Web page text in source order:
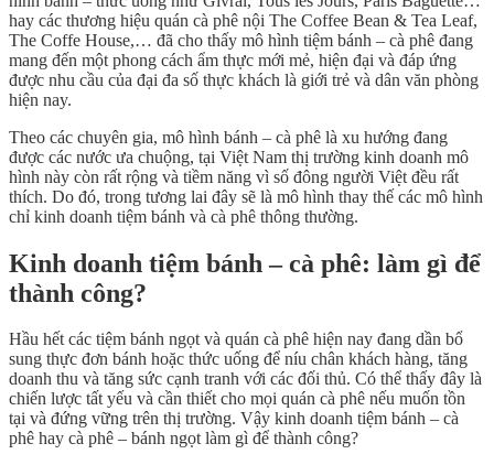
hay các thương hiệu quán cà phê nội The Coffee Bean & Tea Leaf,
The Coffe House,… đã cho thấy mô hình tiệm bánh – cà phê đang
mang đến một phong cách ẩm thực mới mẻ, hiện đại và đáp ứng
được nhu cầu của đại đa số thực khách là giới trẻ và dân văn phòng
hiện nay.
Theo các chuyên gia, mô hình bánh – cà phê là xu hướng đang
được các nước ưa chuộng, tại Việt Nam thị trường kinh doanh mô
hình này còn rất rộng và tiềm năng vì số đông người Việt đều rất
thích. Do đó, trong tương lai đây sẽ là mô hình thay thế các mô hình
chỉ kinh doanh tiệm bánh và cà phê thông thường.
Kinh doanh tiệm bánh – cà phê: làm gì để
thành công?
Hầu hết các tiệm bánh ngọt và quán cà phê hiện nay đang dần bổ
sung thực đơn bánh hoặc thức uống để níu chân khách hàng, tăng
doanh thu và tăng sức cạnh tranh với các đối thủ. Có thể thấy đây là
chiến lược tất yếu và cần thiết cho mọi quán cà phê nếu muốn tồn
tại và đứng vững trên thị trường. Vậy kinh doanh tiệm bánh – cà
phê hay cà phê – bánh ngọt làm gì để thành công?